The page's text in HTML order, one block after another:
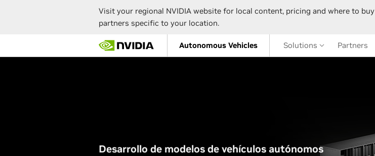
Visit your regional NVIDIA website for local content, pricing and where to buy
partners specific to your location.
main
Autonomous Vehicles Solutions Partners
Desarrollo de modelos de vehículos autónomos